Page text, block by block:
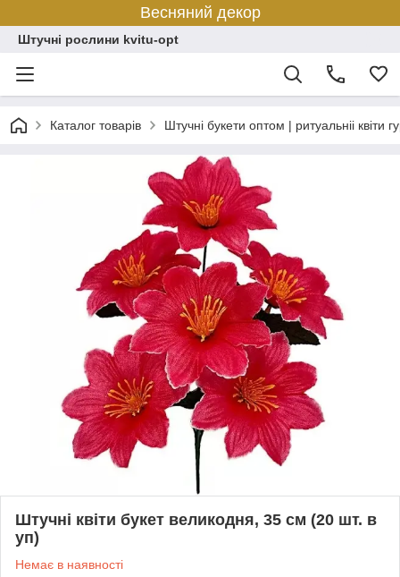
Весняний декор
Штучні рослини kvitu-opt
Каталог товарів Штучні букети оптом | ритуальніі квіти
Штучні квіти букет великодня, 35 см (20 шт. в
уп)
Немає в наявності